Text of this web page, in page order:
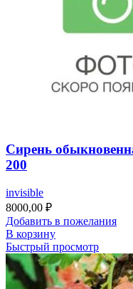
Сирень
200
invisible
8000,00 ₽
Добавить в пожелания
В корзину
Быстрый просмотр